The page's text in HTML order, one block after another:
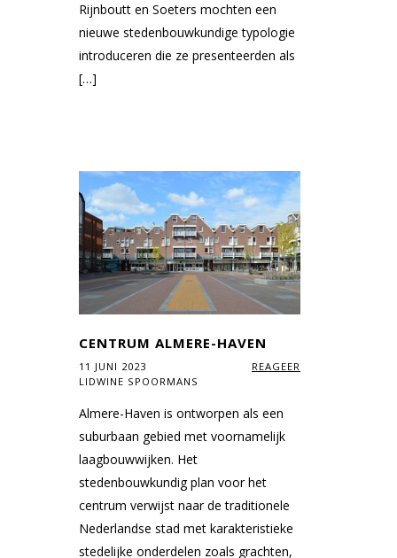
Rijnboutt en Soeters mochten een
nieuwe stedenbouwkundige typologie
introduceren die ze presenteerden als
[…]
CENTRUM ALMERE-HAVEN
11 JUNI 2023
REAGEER
LIDWINE SPOORMANS
Almere-Haven is ontworpen als een
suburbaan gebied met voornamelijk
laagbouwwijken. Het
stedenbouwkundig plan voor het
centrum verwijst naar de traditionele
Nederlandse stad met karakteristieke
stedelijke onderdelen zoals grachten,